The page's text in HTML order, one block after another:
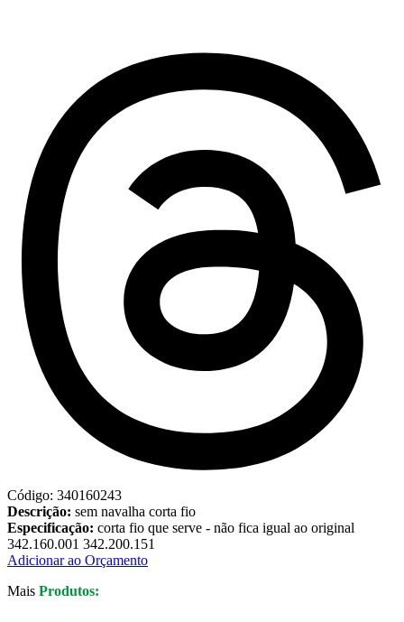
Código: 340160243
Descrição: sem navalha corta fio
Especificação: corta fio que serve - não fica igual ao original
342.160.001 342.200.151
Adicionar ao Orçamento
Mais Produtos: